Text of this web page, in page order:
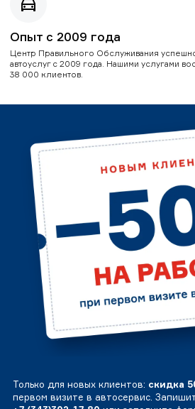
Опыт с 2009 года
Центр Правильного Обслуживания
автоуслуг с 2009 года. Нашими услугами
38 000 клиентов.
Только для новых клиентов: скидка
первом визите в автосервис.